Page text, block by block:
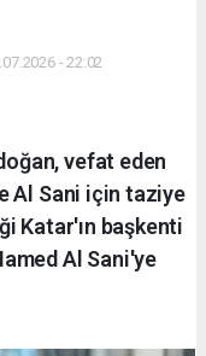
- 22:02
vefat eden
Al Sani için taziye
Katar'ın başkenti
Al Sani'ye